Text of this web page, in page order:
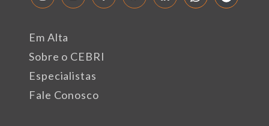
Em Alta
Sobre o CEBRI
Especialistas
Fale Conosco